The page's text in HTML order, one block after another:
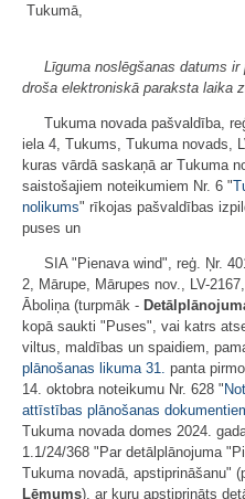
Tukumā,
Līguma noslēgšanas datums ir
droša elektroniskā paraksta laika
Tukuma novada pašvaldība,
iela 4, Tukums, Tukuma novads,
kuras vārdā saskaņā ar Tukuma
saistošajiem noteikumiem Nr. 6 "
nolikums" rīkojas pašvaldības
puses un
SIA "Pienava wind", reģ. Ņr.
2, Mārupe, Mārupes nov., LV-
Āboliņa (turpmāk -
kopā saukti "Puses", vai katrs
viltus, maldības un spaidiem,
plānošanas likuma 31.
panta
14. oktobra noteikumu Nr. 628 "
attīstības plānošanas
Tukuma novada domes 2024.
1.1/24/368 "Par detālplānojuma
Tukuma novadā, apstiprināšanu"
Lēmums), ar kuru apstiprināts